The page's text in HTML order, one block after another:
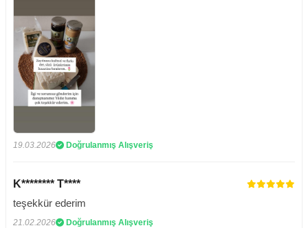
19.03.2026 Doğrulanmış Alışveriş
K******** T****
teşekkür ederim
21.02.2026 Doğrulanmış Alışveriş